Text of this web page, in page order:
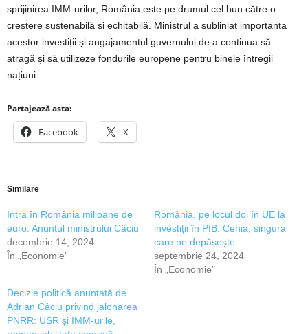
sprijinirea IMM-urilor, România este pe drumul cel bun către o
creștere sustenabilă și echitabilă. Ministrul a subliniat importanța
acestor investiții și angajamentul guvernului de a continua să
atragă și să utilizeze fondurile europene pentru binele întregii
națiuni.
Partajează asta:
Facebook X
Similare
Intră în România milioane de
euro. Anunțul ministrului Câciu
decembrie 14, 2024
În „Economie”
România, pe locul doi în UE la
investiții în PIB: Cehia, singura
care ne depășește
septembrie 24, 2024
În „Economie”
Decizie politică anunțată de
Adrian Câciu privind jalonarea
PNRR: USR și IMM-urile,